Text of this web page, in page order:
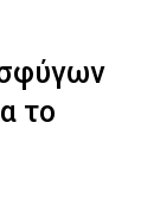
το